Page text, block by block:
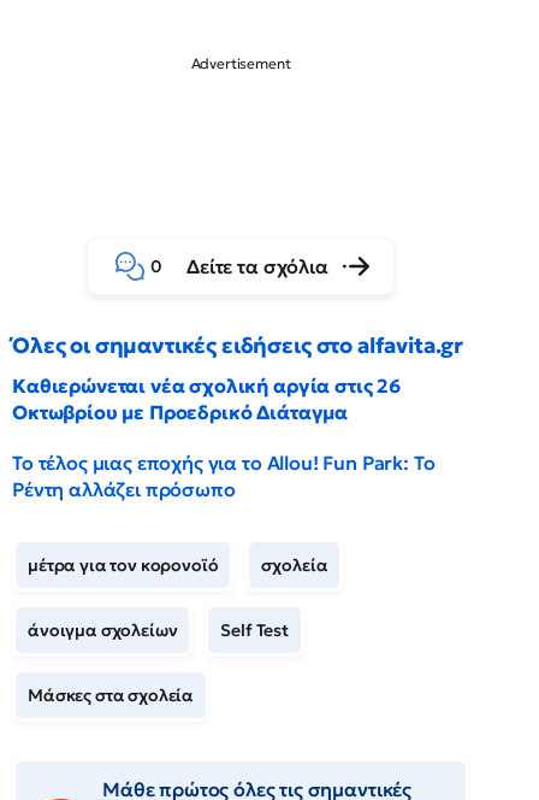
0 Δείτε τα σχόλια
Όλες οι σημαντικές ειδήσεις στο alfavita.gr
Καθιερώνεται νέα σχολική αργία στις 26
Οκτωβρίου με Προεδρικό Διάταγμα
Το τέλος μιας εποχής για το Allou! Fun Park: Το
Ρέντη αλλάζει πρόσωπο
μέτρα για τον κορονοϊό σχολεία
άνοιγμα σχολείων Self Test
Μάσκες στα σχολεία
Μάθε πρώτος όλες τις σημαντικές